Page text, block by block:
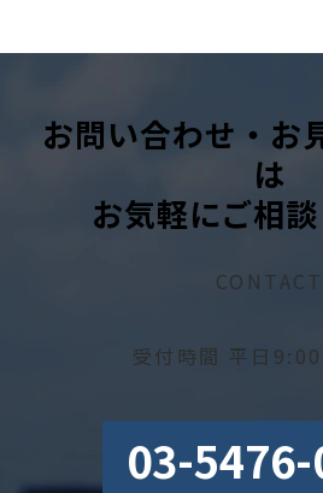
お問い合わせ・お
は
お気軽にご相
CONTACT
受付時間 平日
03-